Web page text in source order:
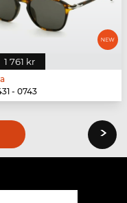
1 761 kr
- 0743
›